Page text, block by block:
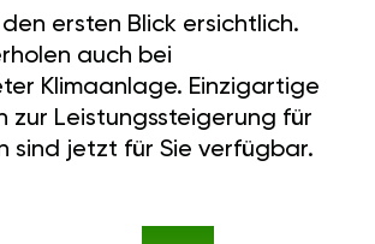
ersten Blick ersichtlich.
auch bei
Klimaanlage. Einzigartige
zur Leistungssteigerung für
sind jetzt für Sie verfügbar.